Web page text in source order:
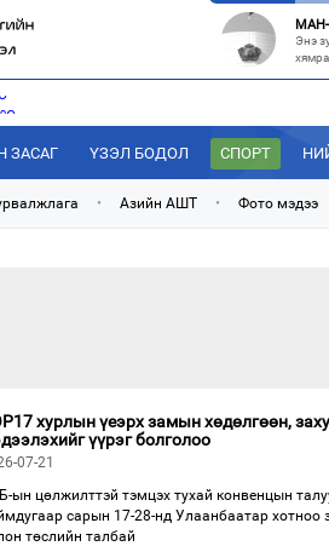
МАН-
Энэ
Төв
oC
C
ЗАСАГ ҮЗЭЛ БОДОЛ СПОРТ
• Азийн АШТ • Фото мэдээ
хурлын үеэрх замын хөдөлгөөн,
үүрэг болголоо
07-21
ын цөлжилттэй тэмцэх тухай конвенцын
сарын 17-28-нд Улаанбаатар хотноо
төслийн талбай